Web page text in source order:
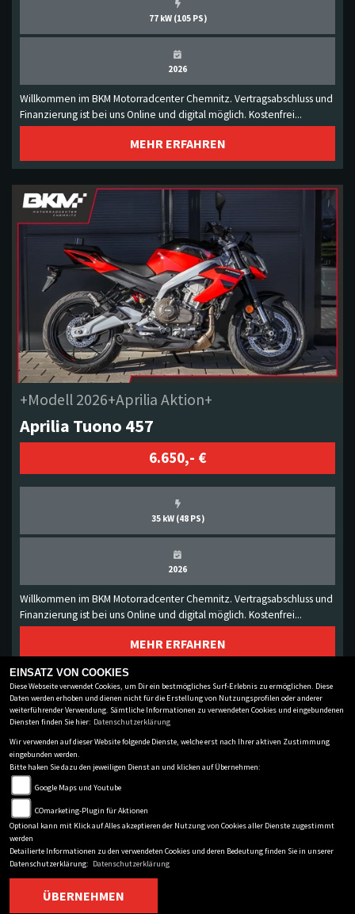
77 kW (105 PS)
2026
Willkommen im BKM Motorradcenter Chemnitz. Vertragsabschluss und
Finanzierung ist bei uns Online und digital möglich. Kostenfrei...
MEHR ERFAHREN
+Modell 2026+Aprilia Aktion+
Aprilia Tuono 457
6.650,- €
35 kW (48 PS)
2026
Willkommen im BKM Motorradcenter Chemnitz. Vertragsabschluss und
Finanzierung ist bei uns Online und digital möglich. Kostenfrei...
MEHR ERFAHREN
BKM BIKES HANDELS GMBH
Winklhoferstr.4-09116 Chemnitz-0371/646177-0
Datenschutzbestimmungen
Disclaimer
powered by 1000PS
EINSATZ VON COOKIES
Diese Webseite verwendet Cookies, um Dir ein bestmögliches Surf-Erlebnis zu ermöglichen. Diese
Daten werden erhoben und dienen nicht für die Erstellung von Nutzungsprofilen oder anderer
weiterführender Verwendung. Sämtliche Informationen zu verwendeten Cookies und eingebundenen
Diensten finden Sie hier: Datenschutzerklärung
Wir verwenden auf dieser Website folgende Dienste, welche erst nach Ihrer aktiven Zustimmung
eingebunden werden.
Bitte haken Sie dazu den jeweiligen Dienst an und klicken auf Übernehmen:
Google Maps und Youtube
COmarketing-Plugin für Aktionen
Optional kann mit Klick auf Alles akzeptieren der Nutzung von Cookies aller Dienste zugestimmt
werden
Detailierte Informationen zu den verwendeten Cookies und deren Bedeutung finden Sie in unserer
Datenschutzerklärung: Datenschutzerklärung
ÜBERNEHMEN